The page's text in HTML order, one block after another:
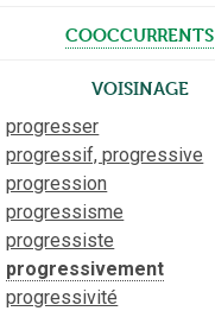
cooccurrents
Voisinage
progresser
progressif, progressive
progression
progressisme
progressiste
progressivement
progressivité